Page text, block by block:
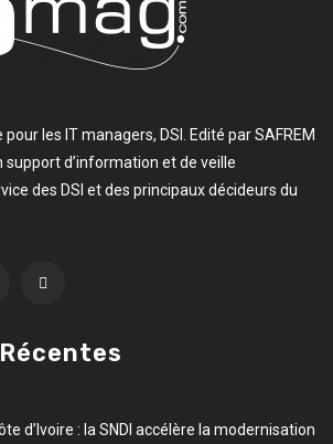
les IT managers, DSI. Edité par SAFREM
support d’information et de veille
des DSI et des principaux décideurs du
d’Ivoire : la SNDI accélère la modernisation